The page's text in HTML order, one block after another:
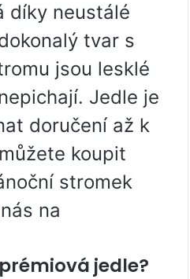
díky neustálé
tvar s
jsou lesklé
Jedle je
doručení až k
koupit
stromek
na
jedle?